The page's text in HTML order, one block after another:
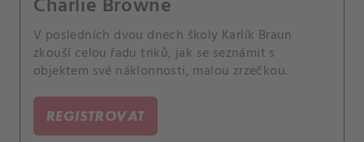
Charlie Browne
V posledních dvou dnech školy Karlík Braun
zkouší celou řadu triků, jak se seznámit s
objektem své náklonnosti, malou zrzečkou.
REGISTROVAT